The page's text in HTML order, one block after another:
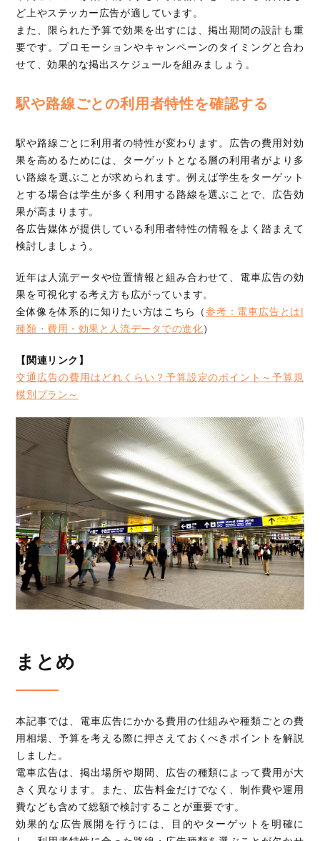
ど上やステッカー広告が適しています。
また、限られた予算で効果を出すには、掲出期間の設計も重
要です。プロモーションやキャンペーンのタイミングと合わ
せて、効果的な掲出スケジュールを組みましょう。
駅や路線ごとの利用者特性を確認する
駅や路線ごとに利用者の特性が変わります。広告の費用対効
果を高めるためには、ターゲットとなる層の利用者がより多
い路線を選ぶことが求められます。例えば学生をターゲット
とする場合は学生が多く利用する路線を選ぶことで、広告効
果が高まります。
各広告媒体が提供している利用者特性の情報をよく踏まえて
検討しましょう。
近年は人流データや位置情報と組み合わせて、電車広告の効
果を可視化する考え方も広がっています。
全体像を体系的に知りたい方はこちら（参考：電車広告とは|
種類・費用・効果と人流データでの進化）
【関連リンク】
交通広告の費用はどれくらい？予算設定のポイント～予算規
模別プラン～
まとめ
本記事では、電車広告にかかる費用の仕組みや種類ごとの費
用相場、予算を考える際に押さえておくべきポイントを解説
しました。
電車広告は、掲出場所や期間、広告の種類によって費用が大
きく異なります。また、広告料金だけでなく、制作費や運用
費なども含めて総額で検討することが重要です。
効果的な広告展開を行うには、目的やターゲットを明確に